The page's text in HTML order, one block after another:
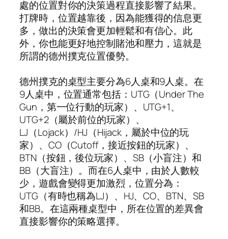
處的位置對你的決策過程直接影響了結果。
打牌時，位置越靠後，因為能獲得的信息更
多，做出的決策會更加輕鬆和有信心。此
外，你也能更好地控制賭池和壓力，這就是
所謂的德州撲克位置優勢。
德州撲克的桌型主要分為6人桌和9人桌。在
9人桌中，位置通常包括：UTG（Under The
Gun，第一位行動的玩家）、UTG+1、
UTG+2（屬於前位的玩家）、
LJ（Lojack）/HJ（Hijack，屬於中位的玩
家）、CO（Cutoff，接近按鈕的玩家）、
BTN（按鈕，後位玩家）、SB（小盲注）和
BB（大盲注）。而在6人桌中，由於人數較
少，遊戲會變得更加激烈，位置分為：
UTG（有時也稱為LJ）、HJ、CO、BTN、SB
和BB。在這兩種桌型中，所在位置的差異會
直接影響你的策略選擇。